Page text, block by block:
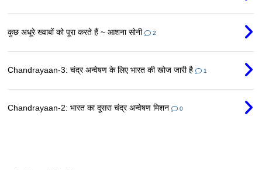
कुछ अधूरे ख्वाबों को पूरा करते हैं ~ आशना सोनी 2
Chandrayaan-3: चंद्र अन्वेषण के लिए भारत की खोज जारी है 1
Chandrayaan-2: भारत का दूसरा चंद्र अन्वेषण मिशन 0